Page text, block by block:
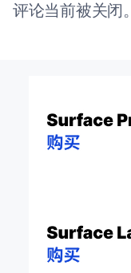
评论当前被关闭。